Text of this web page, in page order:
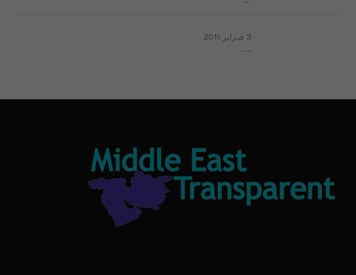
3 فبراير 2011